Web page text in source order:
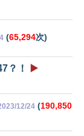
(65,294次)
？！ ▶️
12/24 (190,850